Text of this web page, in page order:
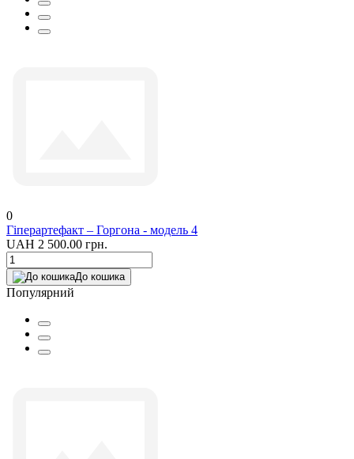
0
Гіперартефакт – Горгона - модель 4
UAH 2 500.00 грн.
До кошика
Популярний